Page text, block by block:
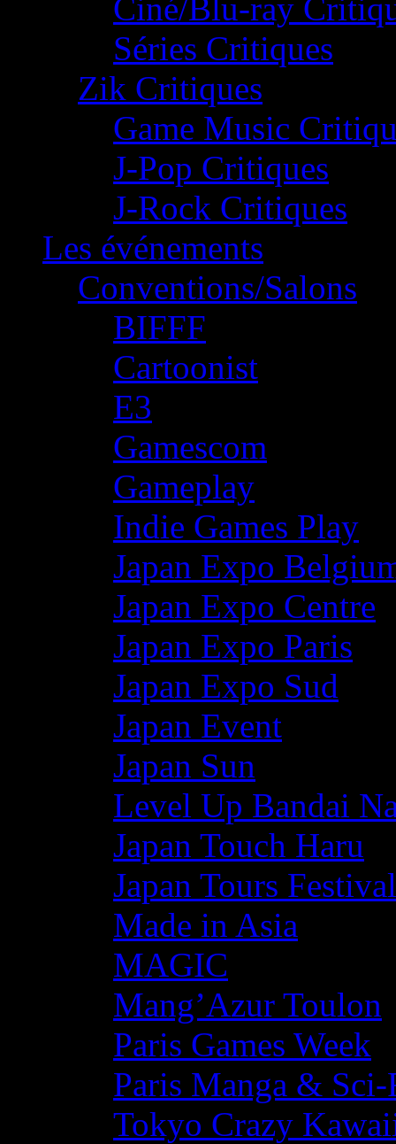
Ciné/Blu-ray
Séries Critiques
Zik Critiques
Game Music
J-Pop Critiques
J-Rock Critiques
Les événements
Conventions/Salons
BIFFF
Cartoonist
E3
Gamescom
Gameplay
Indie Games Play
Japan Expo
Japan Expo Centre
Japan Expo Paris
Japan Expo Sud
Japan Event
Japan Sun
Level Up Bandai
Japan Touch Haru
Japan Tours Festival
Made in Asia
MAGIC
Mang’Azur Toulon
Paris Games Week
Paris Manga &
Tokyo Crazy